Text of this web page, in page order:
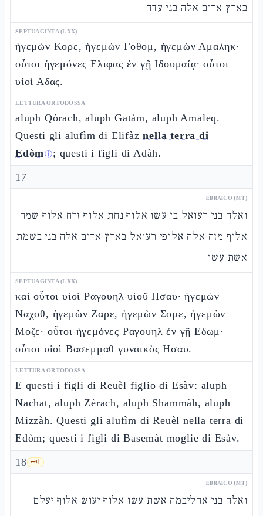
בארץ אדום אלה בני עדה
SEPTUAGINTA (LXX)
ἡγεμὼν Κορε, ἡγεμὼν Γοθομ, ἡγεμὼν Αμαληκ·
οὗτοι ἡγεμόνες Ελιφας ἐν γῇ Ιδουμαίᾳ· οὗτοι
υἱοὶ Αδας.
LETTURA ORTODOSSA
aluph Qòrach, aluph Gatàm, aluph Amaleq.
Questi gli alufìm di Elifàznella terra di
Edòmⓘ; questi i figli di Adàh.
17
EBRAICO (MT)
ואלה בני רעואל בן עשו אלוף נחת אלוף זרח אלוף שמה
אלוף מזה אלה אלופי רעואל בארץ אדום אלה בני בשמת
אשת עשו
SEPTUAGINTA (LXX)
καὶ οὗτοι υἱοὶ Ραγουηλ υἱοῦ Ησαυ· ἡγεμὼν
Ναχοθ, ἡγεμὼν Ζαρε, ἡγεμὼν Σομε, ἡγεμὼν
Μοζε· οὗτοι ἡγεμόνες Ραγουηλ ἐν γῇ Εδωμ·
οὗτοι υἱοὶ Βασεμμαθ γυναικὸς Ησαυ.
LETTURA ORTODOSSA
E questi i figli di Reuèl figlio di Esàv: aluph
Nachat, aluph Zèrach, aluph Shammàh, aluph
Mizzàh. Questi gli alufìm di Reuèl nella terra di
Edòm; questi i figli di Basemàt moglie di Esàv.
18 🗝️1
EBRAICO (MT)
ואלה בני אהליבמה אשת עשו אלוף יעוש אלוף יעלם